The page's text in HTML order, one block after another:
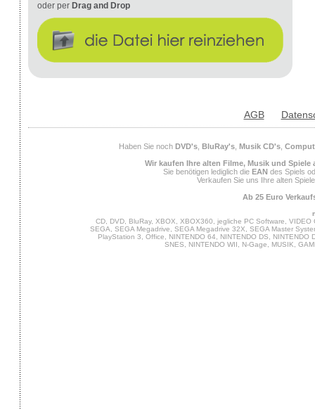
oder per Drag and Drop
AGB
Haben Sie noch DVD's, BluRay's, Musik CD's,
Wir kaufen Ihre alten Filme, Musik und Spiele
Sie benötigen lediglich die EAN des Spiels
Verkaufen Sie uns Ihre alten
Ab 25 Euro
CD, DVD, BluRay, XBOX, XBOX360, jegliche PC Software,
SEGA, SEGA Megadrive, SEGA Megadrive 32X, SEGA Master
PlayStation 3, Office, NINTENDO 64, NINTENDO DS,
SNES, NINTENDO WII, N-Gage, MUSIK,